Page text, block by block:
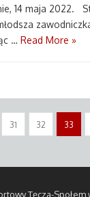
14 maja 2022.
… Read More »
31 32 33
Tęcza-Społem